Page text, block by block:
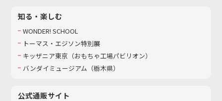
知る・楽しむ
WONDER! SCHOOL
トーマス・エジソン特別展
キッザニア東京（おもちゃ工場パビリオン）​
バンダイミュージアム（栃木県）
公式通販サイト